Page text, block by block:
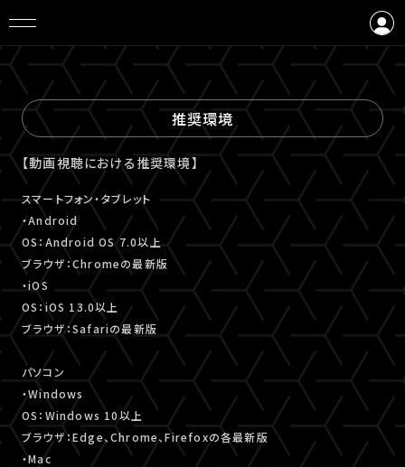
会員登録
推奨環境
【動画視聴における推奨環境】
スマートフォン・タブレット
・Android
OS：Android OS 7.0以上
ブラウザ：Chromeの最新版
・iOS
OS：iOS 13.0以上
ブラウザ：Safariの最新版
パソコン
・Windows
OS：Windows 10以上
ブラウザ：Edge、Chrome、Firefoxの各最新版
・Mac